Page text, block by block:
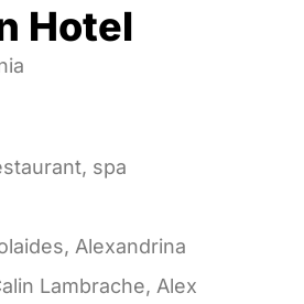
Hotel
spa
Alexandrina
Lambrache, Alex